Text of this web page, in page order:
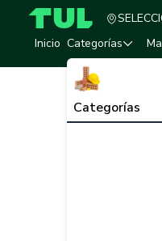
TUL - Tu Marketplace
Inicio Categorías
Categorías